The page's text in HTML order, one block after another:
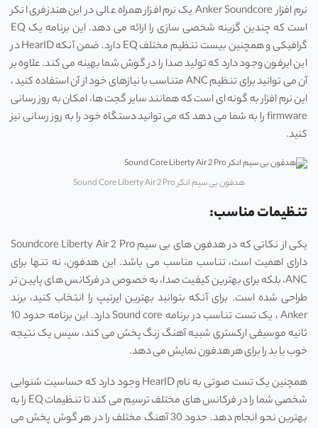
نرم افزار Anker Soundcore یک نرم افزار همراه عالی در این هندزفری انکر
است که چندین گزینه شخصی سازی را ارائه می دهد. این برنامه یک EQ
گرافیکی و همچنین بیست تنظیم مختلف EQ دارد. ضمن آنکه HearID در
این ایرفون وجود دارد که تولید صدا را در گوش شما بهینه می کند. علاوه بر
آن می توانید برای تنظیم ANC متناسب با نیازهای خود از آن استفاده کنید ،
این نرم افزار به گونه ای است که همانند سایر گجت ها، امکان به روز رسانی
firmware را به شما می دهد که می توانید دستگاه خود را به روز رسانی نیز
کنید.
هدفون بی سیم انکر Sound Core Liberty Air 2 Pro
تنظیمات مناسب:
یکی از نکاتی که در هدفون های بی سیم Soundcore Liberty Air 2 Pro
دارای اهمیت است، تناسب مناسب می باشد. این هدفون، نه تنها برای
ANC، بلکه برای بهترین کیفیت صدا، به خصوص در فرکانس‌ های پایین‌ تر
طراحی شده است. برای آنکه بتوانید بهترین ایرتیپ را انتخاب کنید، برند
Anker ، یک تست تناسب در برنامه Sound core دارد. این برنامه حدود 10
ثانیه موسیقی ارکستری شبیه آهنگ زنگ پخش می کند، سپس یک نتیجه
خوب یا بد را برای هر هدفون نمایش می دهد.
همچنین یک تست صوتی به نام HearID وجود دارد که حساسیت شنوایی
شخصی شما را در فرکانس ‌های مختلف ترسیم می‌ کند تا تنظیمات EQ را به
بهترین نحو انجام دهد. حدود 30 آهنگ مختلف را در هر گوش پخش می‌